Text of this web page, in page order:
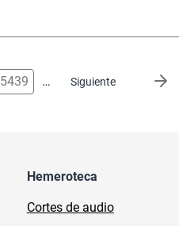
5439 … Siguiente
Siguiente página
Hemeroteca
Cortes de audio